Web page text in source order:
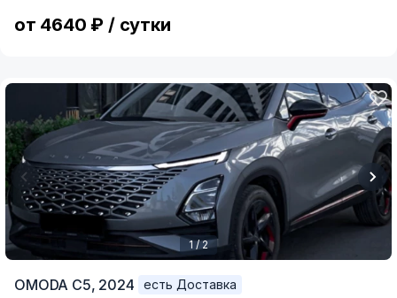
от 4640 ₽ / сутки
1 / 2
OMODA C5, 2024
есть Доставка